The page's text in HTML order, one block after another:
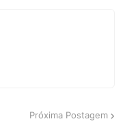
Próxima Postagem